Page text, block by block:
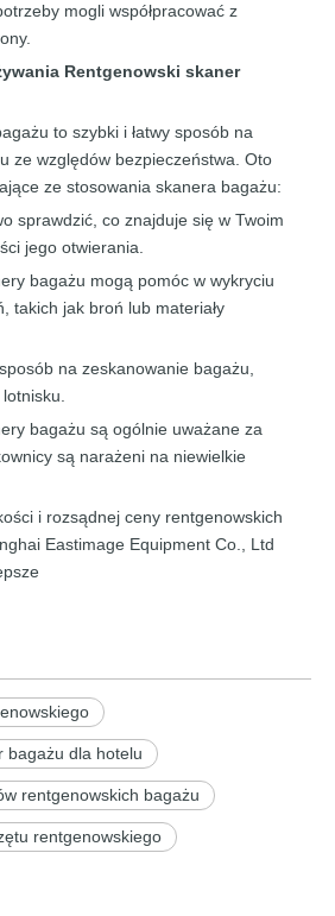
mogli współpracować z
Rentgenowski skaner
to szybki i łatwy sposób na
ze względów bezpieczeństwa. Oto
ze stosowania skanera bagażu:
sprawdzić, co znajduje się w Twoim
jego otwierania.
bagażu mogą pomóc w wykryciu
takich jak broń lub materiały
na zeskanowanie bagażu,
bagażu są ogólnie uważane za
są narażeni na niewielkie
i rozsądnej ceny rentgenowskich
Eastimage Equipment Co., Ltd
bagażu dla hotelu
rentgenowskich bagażu
rentgenowskiego